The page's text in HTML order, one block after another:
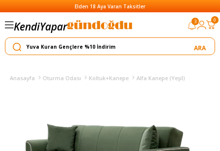
Elden 18 Aya Varan Taksitler
KendiYapar
Satar
3 0
Anasayfa Oturma Odası Koltuk+Kanepe Alfa Kanepe (Yeşil)